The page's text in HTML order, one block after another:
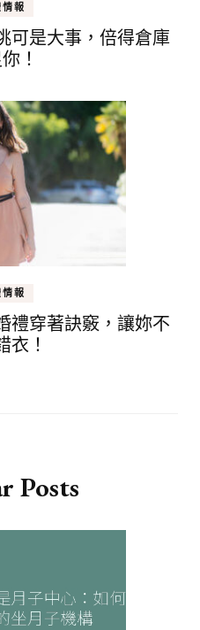
情報
可是大事，倍得倉庫
！
情報
禮穿著訣竅，讓妳不
衣！
Posts